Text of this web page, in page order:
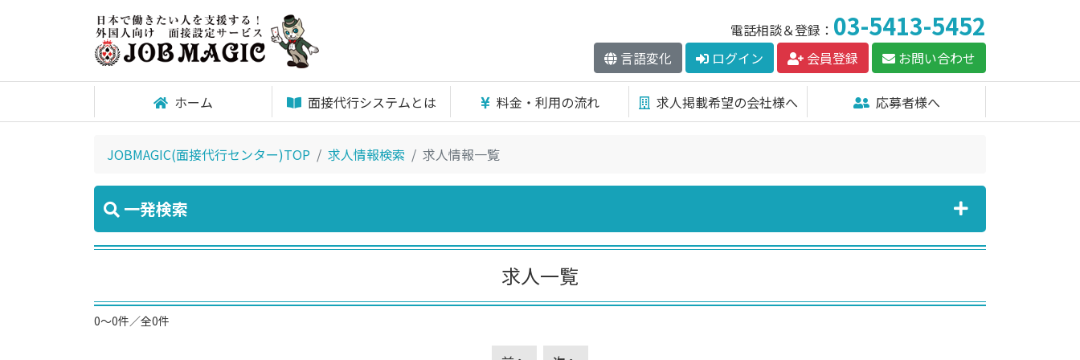
電話相談＆登録： 03-5413-5452
言語変化 ログイン 会員登録 お問い合わせ
ホーム 面接代行システムとは 料金・利用の流れ 求人掲載希望の会社様へ 応募者様へ
JOBMAGIC(面接代行センター)TOP 求人情報検索 求人情報一覧
一発検索
求人一覧
0～0件／全0件